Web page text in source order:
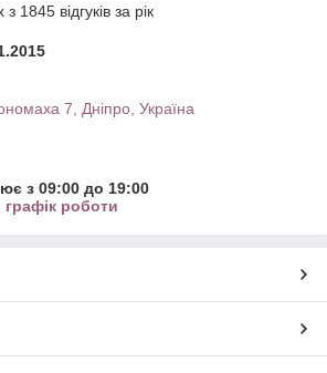
1845 відгуків за рік
7, Дніпро, Україна
з 09:00 до 19:00
роботи